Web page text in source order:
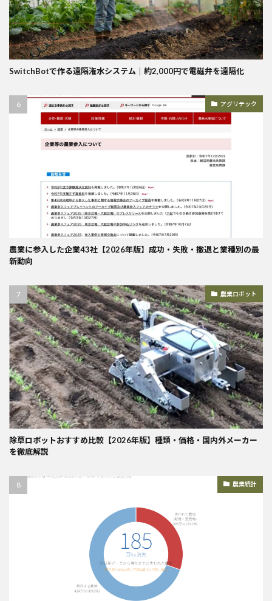
SwitchBotで作る遠隔潅水システム｜約2,000円で電磁弁を遠隔化
アグリテック
農業に参入した企業43社【2026年版】成功・失敗・撤退と業種別の最
新動向
農業ロボット
除草ロボットおすすめ比較【2026年版】種類・価格・国内外メーカー
を徹底解説
農業統計